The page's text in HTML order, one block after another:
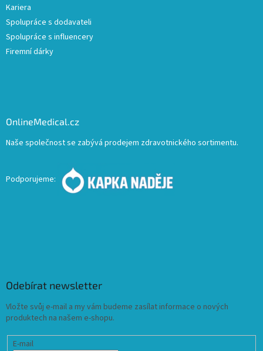
Kariera
Spolupráce s dodavateli
Spolupráce s influencery
Firemní dárky
OnlineMedical.cz
Naše společnost se zabývá prodejem zdravotnického sortimentu.
Podporujeme:
Odebírat newsletter
Vložte svůj e-mail a my vám budeme zasílat informace o nových
produktech na našem e-shopu.
E-mail